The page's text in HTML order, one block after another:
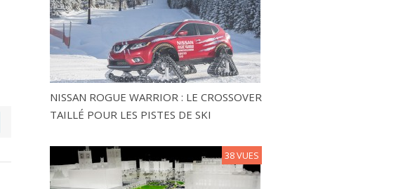
NISSAN ROGUE WARRIOR : LE CROSSOVER
TAILLÉ POUR LES PISTES DE SKI
38 VUES